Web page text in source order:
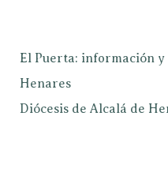
El Puerta: información
Henares
Diócesis de Alcalá de